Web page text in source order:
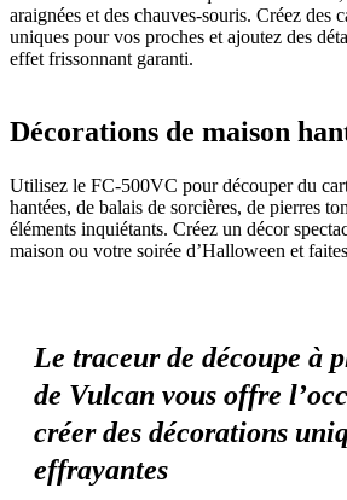
araignées et des chauves-souris. Créez des
uniques pour vos proches et ajoutez des
effet frissonnant garanti.
Décorations de maison
Utilisez le FC-500VC pour découper du
hantées, de balais de sorcières, de pierres
éléments inquiétants. Créez un décor
maison ou votre soirée d’Halloween et
Le traceur de découpe à
de Vulcan vous offre
créer des décorations
effrayantes